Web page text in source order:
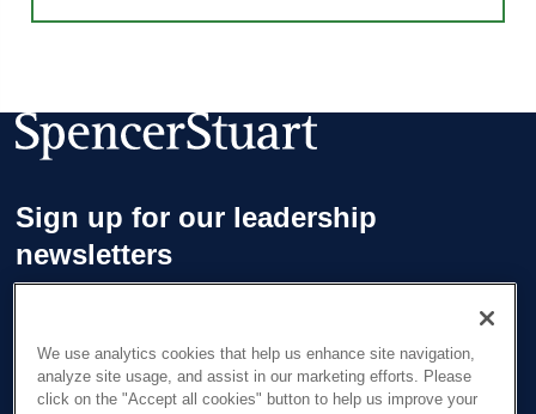
Sign up for our leadership
newsletters
SUBSCRIBE
We use analytics cookies that help us enhance site navigation,
analyze site usage, and assist in our marketing efforts. Please
click on the "Accept all cookies" button to help us improve your